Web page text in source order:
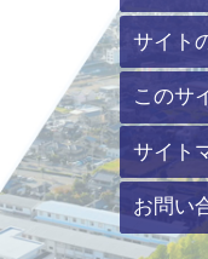
サイト
このサ
サイト
お問い